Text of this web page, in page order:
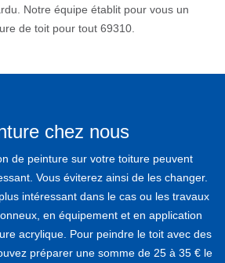
Notre équipe établit pour vous un
de toit pour tout 69310.
chez nous
de peinture sur votre toiture peuvent
Vous éviterez ainsi de les changer.
intéressant dans le cas ou les travaux
en équipement et en application
acrylique. Pour peindre le toit avec des
préparer une somme de 25 à 35 € le